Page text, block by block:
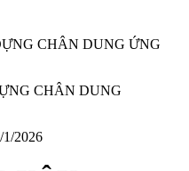
CHÂN DUNG ỨNG
1/2026